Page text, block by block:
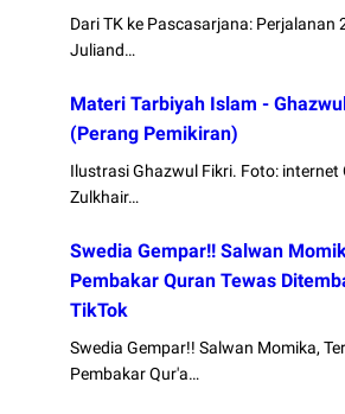
Dari TK ke Pascasarjana: Perjalanan
Juliand…
Materi Tarbiyah Islam -
(Perang Pemikiran)
Ilustrasi Ghazwul Fikri. Foto: internet
Zulkhair…
Swedia Gempar!! Salwan
Pembakar Quran Tewas
TikTok
Swedia Gempar!! Salwan Momika,
Pembakar Qur'a…